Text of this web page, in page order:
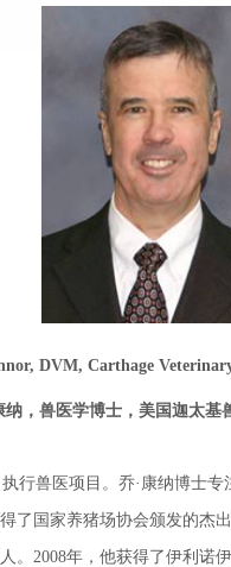
DVM, Carthage
纳，兽医学博士，美国迦太基
行兽医项目。乔·康纳博士专
了国家养猪场协会颁发的杰
。2008年，他获得了伊利